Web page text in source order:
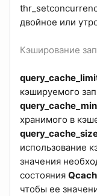
двойное или
Кэширование
кэшируемого
хранимого в
использование
значения
состояния
чтобы ее